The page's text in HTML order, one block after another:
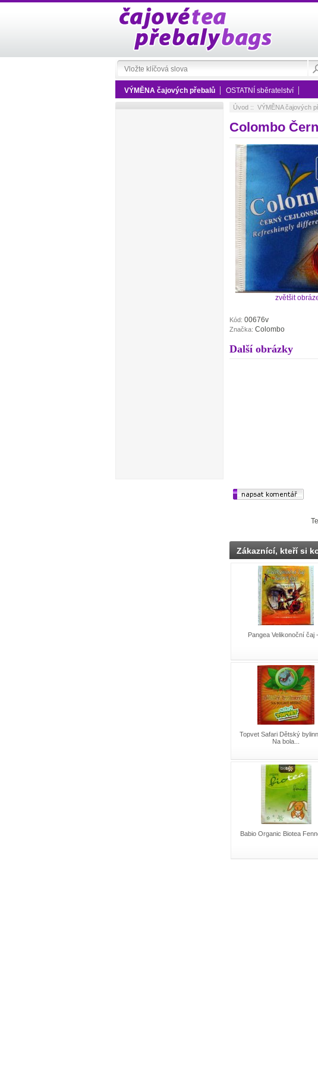
VÝMĚNA čajových přebalů OSTATNÍ sběratelství
Úvod :: VÝMĚNA čajových
Colombo
zvětšit
Kód: 00676v
Značka: Colombo
Další obrázky
Zákaznící, kteří si
Pangea Velikonoční čaj
Topvet Safari Dětský
Na bola...
Babio Organic Biotea